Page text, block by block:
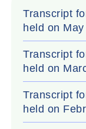
Transcript
held on
Transcript
held on
Transcript
held on